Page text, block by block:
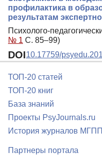
профилактика в
результатам
Психолого-
№ 1 С. 85–99)
DOI10.17759/
ТОП-20 статей
ТОП-20 книг
База знаний
Проекты PsyJournals.ru
История журналов
Партнеры портала